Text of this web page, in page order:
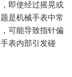
即使经过摇晃或
是机械手表中常
可能导致指针偏
表内部引发碰